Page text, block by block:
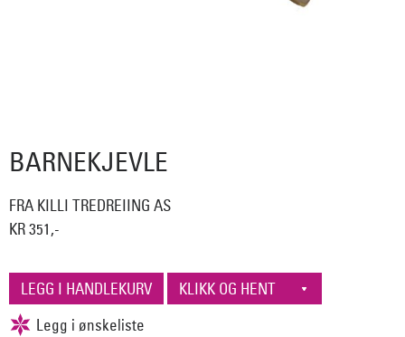
BARNEKJEVLE
FRA KILLI TREDREIING AS
KR 351,-